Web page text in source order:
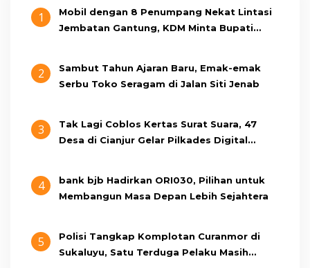
1
Mobil dengan 8 Penumpang Nekat Lintasi
Jembatan Gantung, KDM Minta Bupati
2
Sambut Tahun Ajaran Baru, Emak-emak
Serbu Toko Seragam di Jalan Siti Jenab
3
Tak Lagi Coblos Kertas Surat Suara, 47
Desa di Cianjur Gelar Pilkades Digital
4
bank bjb Hadirkan ORI030, Pilihan untuk
Membangun Masa Depan Lebih Sejahtera
5
Polisi Tangkap Komplotan Curanmor di
Sukaluyu, Satu Terduga Pelaku Masih